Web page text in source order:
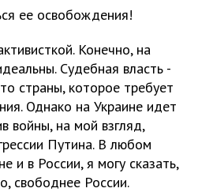
ее освобождения!
Конечно, на
Судебная власть -
страны, которое требует
Однако на Украине идет
войны, на мой взгляд,
Путина. В любом
и в России, я могу сказать,
свободнее России.